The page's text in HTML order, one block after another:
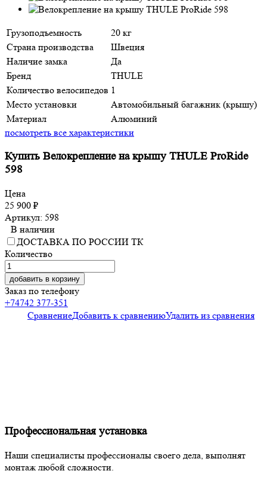
Грузоподъемность
20 кг
Страна производства
Швеция
Наличие замка
Да
Бренд
THULE
Количество велосипедов 1
Место установки
Автомобильный багажник (крышу)
Материал
Алюминий
посмотреть все характеристики
Купить Велокрепление на крышу THULE ProRide
598
Цена
25 900 ₽
Артикул: 598
В наличии
ДОСТАВКА ПО РОССИИ ТК
Количество
добавить в корзину
Заказ по телефону
+74742 377-351
СравнениеДобавить к сравнениюУдалить из сравнения
Профессиональная установка
Наши специалисты профессионалы своего дела, выполнят
монтаж любой сложности.